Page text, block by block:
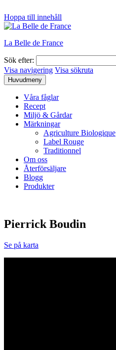
Hoppa till innehåll
La Belle de France
Sök efter:
Visa navigering Visa sökruta
Huvudmeny
Våra fåglar
Recept
Miljö & Gårdar
Märkningar
Agriculture Biologique
Label Rouge
Traditionnel
Om oss
Återförsäljare
Blogg
Produkter
Pierrick Boudin
Se på karta